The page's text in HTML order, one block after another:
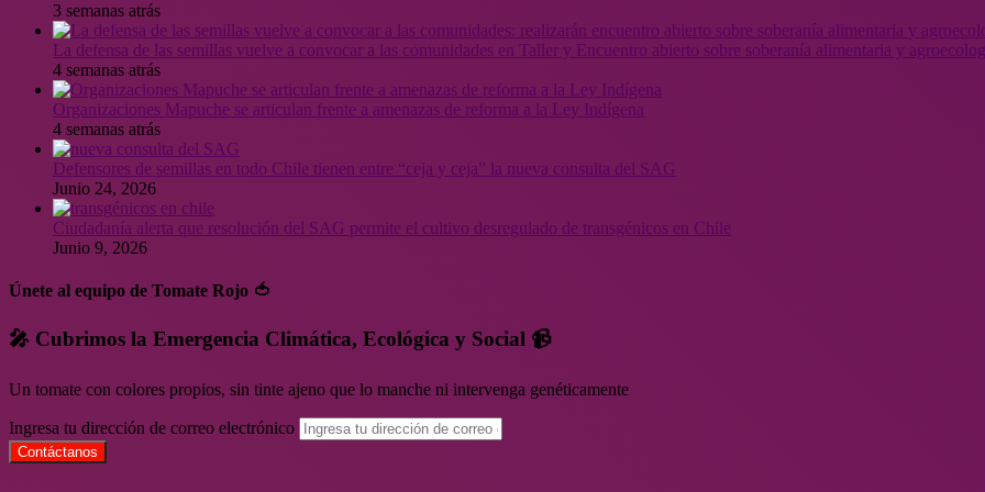
3 semanas atrás
La defensa de las semillas vuelve a convocar a las comunidades en Taller y Encuentro abierto sobre soberanía alimentaria y
4 semanas atrás
Organizaciones Mapuche se articulan frente a amenazas de reforma a la Ley Indígena
4 semanas atrás
Defensores de semillas en todo Chile tienen entre “ceja y ceja” la nueva consulta del SAG
Junio 24, 2026
Ciudadanía alerta que resolución del SAG permite el cultivo desregulado de transgénicos en Chile
Junio 9, 2026
Únete al equipo de Tomate Rojo 🍅
🎤 Cubrimos la Emergencia Climática, Ecológica y Social 📹
Un tomate con colores propios, sin tinte ajeno que lo manche ni intervenga genéticamente
Ingresa tu dirección de correo electrónico